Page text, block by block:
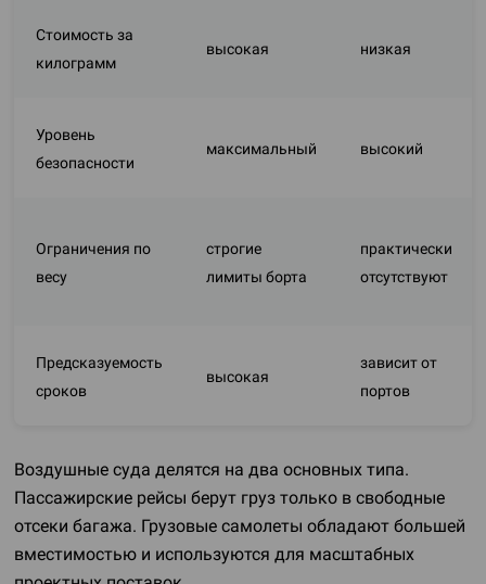
Стоимость за
килограмм
высокая низкая
Уровень
безопасности
максимальный высокий
Ограничения по
весу
строгие
лимиты борта
практически
отсутствуют
Предсказуемость
сроков
высокая
зависит от
портов
Воздушные суда делятся на два основных типа.
Пассажирские рейсы берут груз только в свободные
отсеки багажа. Грузовые самолеты обладают большей
вместимостью и используются для масштабных